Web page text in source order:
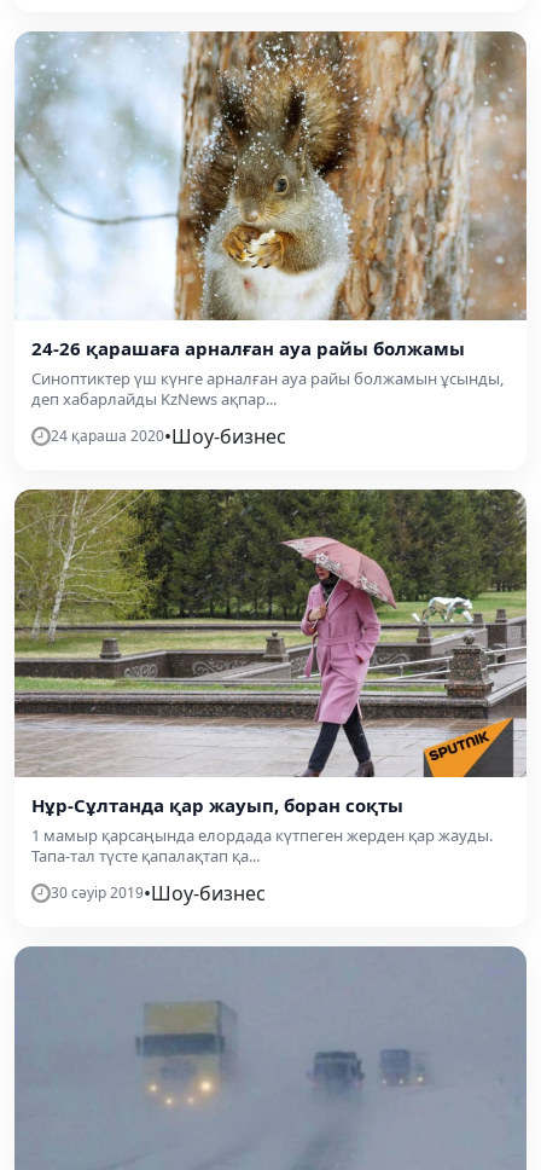
24-26 қарашаға арналған ауа райы болжамы
Синоптиктер үш күнге арналған ауа райы болжамын ұсынды,
деп хабарлайды KzNews ақпар...
24 қараша 2020•Шоу-бизнес
Нұр-Сұлтанда қар жауып, боран соқты
1 мамыр қарсаңында елордада күтпеген жерден қар жауды.
Тапа-тал түсте қапалақтап қа...
30 сәуір 2019•Шоу-бизнес